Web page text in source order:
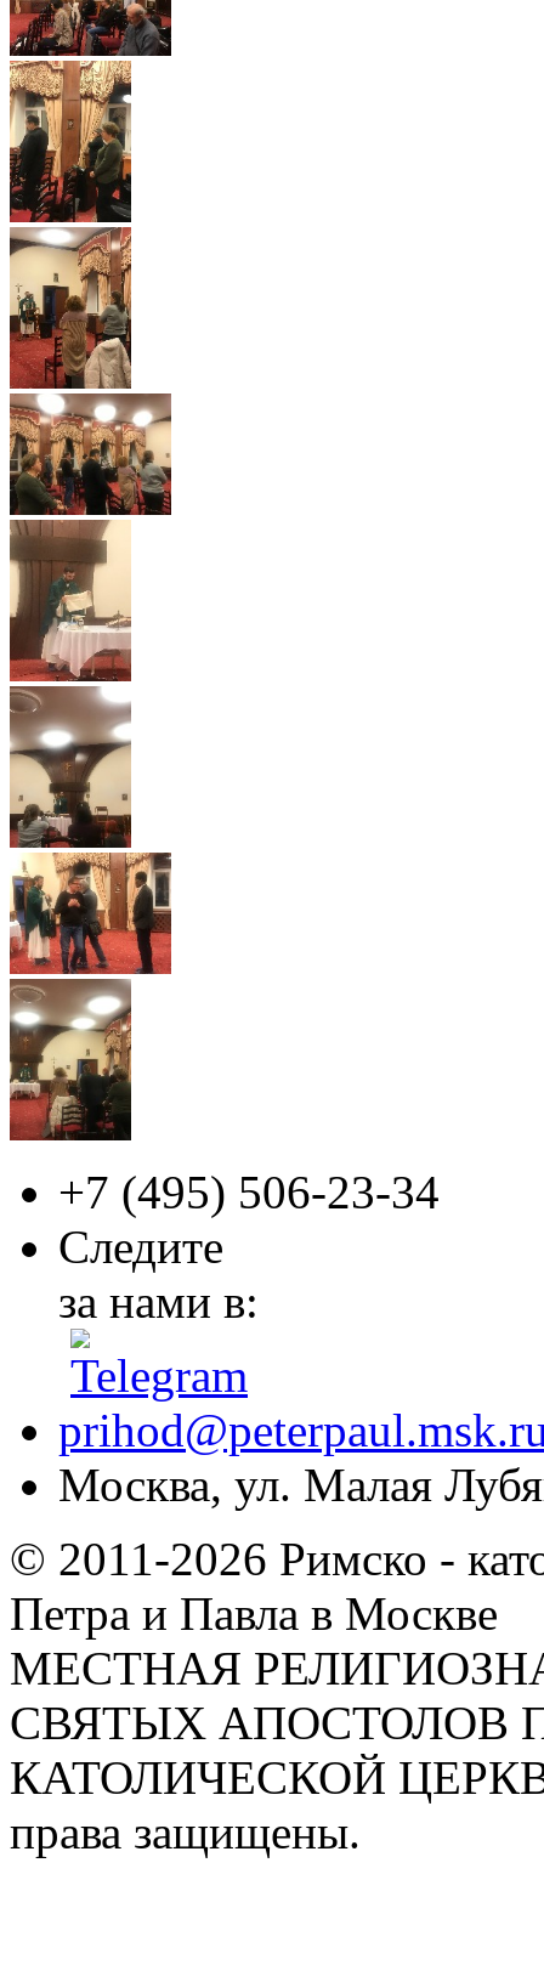
+7 (495) 506-23-34
Следите
за нами в:
Москва, ул. Малая
© 2011-2026 Римско -
Петра и Павла в Москве
МЕСТНАЯ
СВЯТЫХ АПОСТОЛОВ
КАТОЛИЧЕСКОЙ
права защищены.